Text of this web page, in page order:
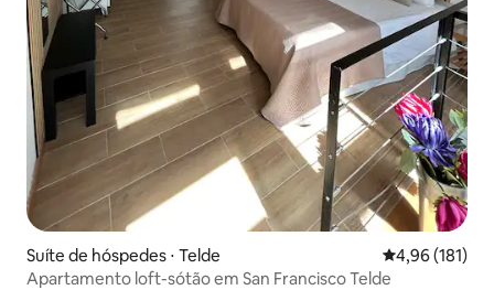
Suíte de hóspedes ⋅ Telde 4,96 de uma
4,96 (181)
Apartamento loft-sótão em San Francisco Telde